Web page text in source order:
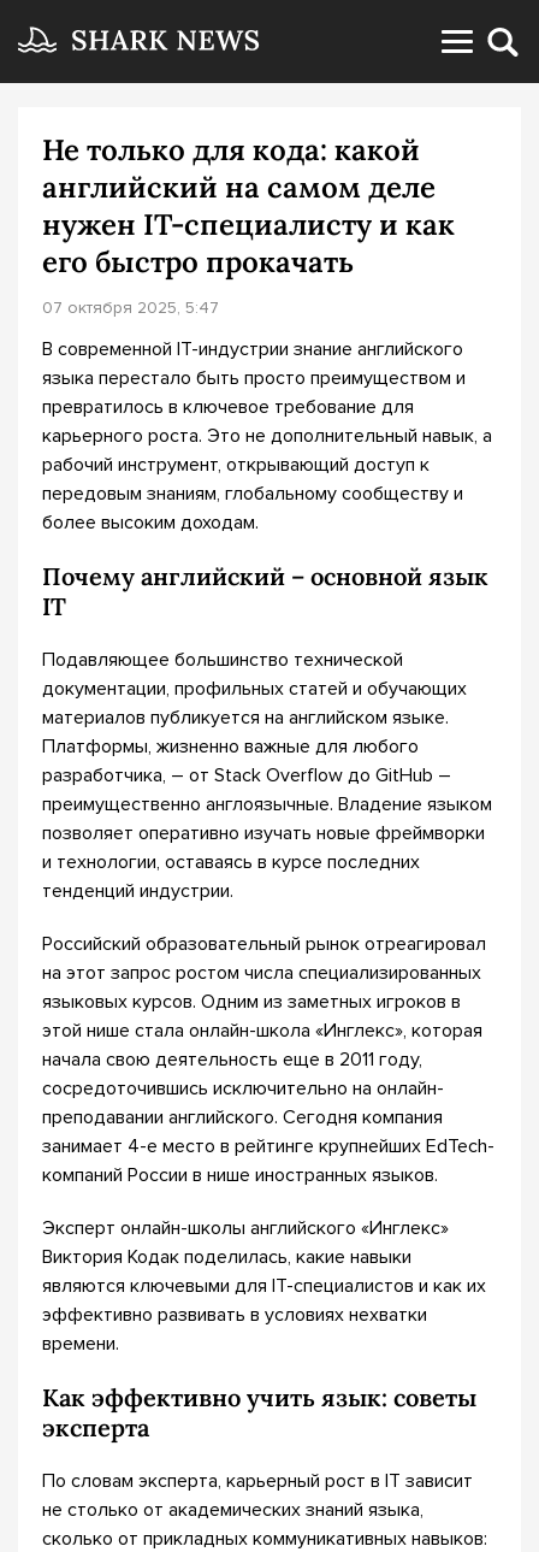
Не только для кода: какой
английский на самом деле
нужен IT-специалисту и как
его быстро прокачать
07 октября 2025, 5:47
В современной IT-индустрии знание английского
языка перестало быть просто преимуществом и
превратилось в ключевое требование для
карьерного роста. Это не дополнительный навык, а
рабочий инструмент, открывающий доступ к
передовым знаниям, глобальному сообществу и
более высоким доходам.
Почему английский – основной язык
IT
Подавляющее большинство технической
документации, профильных статей и обучающих
материалов публикуется на английском языке.
Платформы, жизненно важные для любого
разработчика, – от Stack Overflow до GitHub –
преимущественно англоязычные. Владение языком
позволяет оперативно изучать новые фреймворки
и технологии, оставаясь в курсе последних
тенденций индустрии.
Российский образовательный рынок отреагировал
на этот запрос ростом числа специализированных
языковых курсов. Одним из заметных игроков в
этой нише стала онлайн-школа «Инглекс», которая
начала свою деятельность еще в 2011 году,
сосредоточившись исключительно на онлайн-
преподавании английского. Сегодня компания
занимает 4-е место в рейтинге крупнейших EdTech-
компаний России в нише иностранных языков.
Эксперт онлайн-школы английского «Инглекс»
Виктория Кодак поделилась, какие навыки
являются ключевыми для IT-специалистов и как их
эффективно развивать в условиях нехватки
времени.
Как эффективно учить язык: советы
эксперта
По словам эксперта, карьерный рост в IT зависит
не столько от академических знаний языка,
сколько от прикладных коммуникативных навыков: